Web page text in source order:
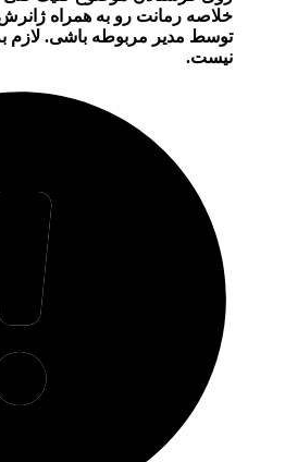
خلاصه رمانت رو به همراه ژانرش
توسط مدیر مربوطه باشی. لازم
نیست.